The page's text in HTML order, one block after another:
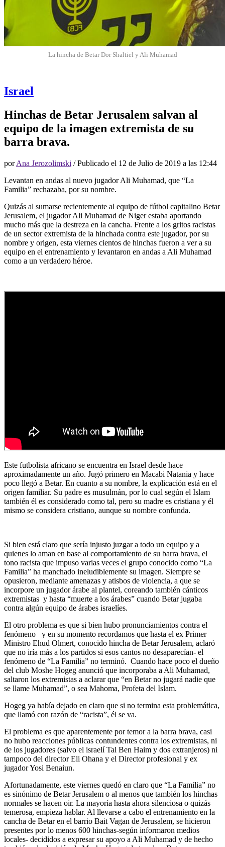
La hincha de Betar Dor Shaltiel y Ali Muhamad
Israel
Hinchas de Betar Jerusalem salvan al
equipo de la imagen extremista de su
barra brava.
porAna Jerozolimski / Publicado el 12 de Julio de 2019 a las 12:44
Levantan en andas al nuevo jugador Ali Muhamad, que “La
Familia” rechazaba, por su nombre.
Quizás al sumarse recientemente al equipo de fútbol capitalino Betar
Jerusalem, el jugador Ali Muhamad de Niger estaba aportando
mucho más que la destreza en la cancha. Frente a los gritos racistas
de un sector extremista de la hinchada contra este jugador, por su
nombre y origen, esta viernes cientos de hinchas fueron a ver a su
equipo en el entrenamiento y levantaron en andas a Ali Muhamad
como a un verdadero héroe.
Este futbolista africano se encuentra en Israel desde hace
aproximadamente un año. Jugó primero en Macabi Natania y hace
poco llegó a Betar. En cuanto a su nombre, la explicación está en el
origen familiar. Su padre es musulmán, por lo cual según el Islam
también él es considerado como tal, pero su madre es cristiana y él
mismo se considera cristiano, aunque su nombre confunda.
Si bien está claro que sería injusto juzgar a todo un equipo y a
quienes lo aman en base al comportamiento de su barra brava, el
tono racista que impuso varias veces el grupo conocido como “La
Familia” ha manchado ineludiblemente su imagen. Siempre se
opusieron, mediante amenazas y atisbos de violencia, a que se
incorpore un jugador árabe al plantel, coreando también cánticos
extremistas y hasta “muerte a los árabes” cuando Betar jugaba
contra algún equipo de árabes israelíes.
El otro problema es que si bien hubo pronunciamientos contra el
fenómeno –y en su momento recordamos que hasta el ex Primer
Ministro Ehud Olmert, conocido hincha de Betar Jerusalem, aclaró
que no iría más a los partidos si esos cantos no desaparecían- el
fenómeno de “La Familia” no terminó. Cuando hace poco el dueño
del club Moshe Hogeg anunció que incorporaba a Ali Muhamad,
saltaron los extremistas a aclarar que “en Betar no jugará nadie que
se llame Muhamad”, o sea Mahoma, Profeta del Islam.
Hogeg ya había dejado en claro que si no termina esta problemática,
que llamó con razón de “racista”, él se va.
El problema es que aparentemente por temor a la barra brava, casi
no hubo reacciones públicas contundentes contra los extremistas, ni
de los jugadores (salvo el israelí Tal Ben Haim y dos extranjeros) ni
tampoco del director Eli Ohana y el Director profesional y ex
jugador Yosi Benaiun.
Afortunadamente, este viernes quedó en claro que “La Familia” no
es sinónimo de Betar Jerusalem o al menos que también los hinchas
normales se hacen oir. La mayoría hasta ahora silenciosa o quizás
temerosa, empieza hablar. Al llevarse a cabo el entrenamiento en la
cancha de Betar en el barrio Bait Vagan de Jerusalem, se hicieron
presentes por lo menos 600 hinchas-según informaron medios
locales- decididos a expresar su apoyo a Ali Muhamad y de hecho